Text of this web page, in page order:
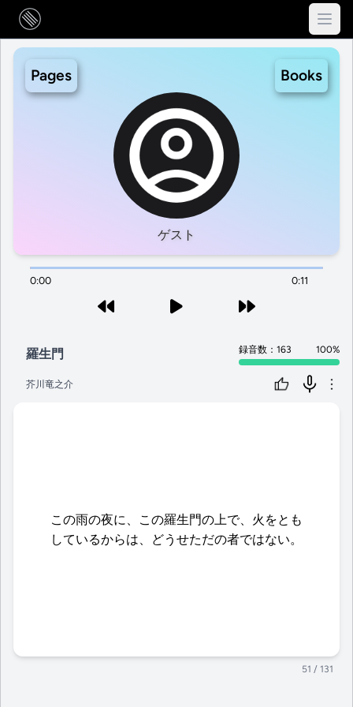
Pages Books
ゲスト
0:00 0:11
羅生門 録音数：163 100%
芥川竜之介
この雨の夜に、この羅生門の上で、火をとも
しているからは、どうせただの者ではない。
51 / 131